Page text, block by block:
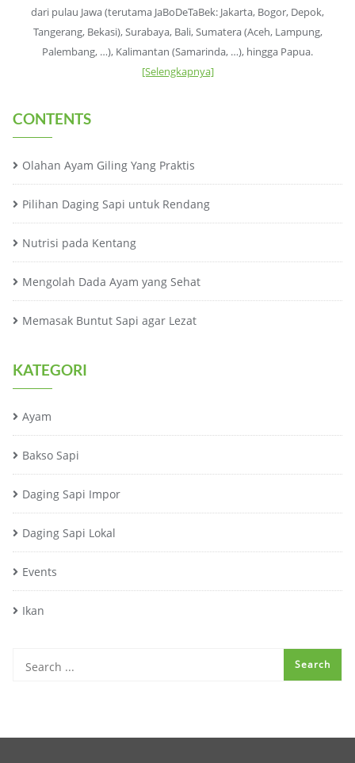
dari pulau Jawa (terutama JaBoDeTaBek: Jakarta, Bogor, Depok,
Tangerang, Bekasi), Surabaya, Bali, Sumatera (Aceh, Lampung,
Palembang, …), Kalimantan (Samarinda, …), hingga Papua.
[Selengkapnya]
CONTENTS
Olahan Ayam Giling Yang Praktis
Pilihan Daging Sapi untuk Rendang
Nutrisi pada Kentang
Mengolah Dada Ayam yang Sehat
Memasak Buntut Sapi agar Lezat
KATEGORI
Ayam
Bakso Sapi
Daging Sapi Impor
Daging Sapi Lokal
Events
Ikan